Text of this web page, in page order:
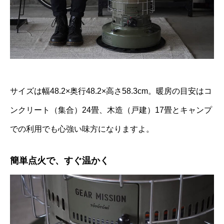
サイズは幅48.2×奥行48.2×高さ58.3cm。暖房の目安はコ
ンクリート（集合）24畳、木造（戸建）17畳とキャンプ
での利用でも心強い味方になりますよ。
簡単点火で、すぐ温かく